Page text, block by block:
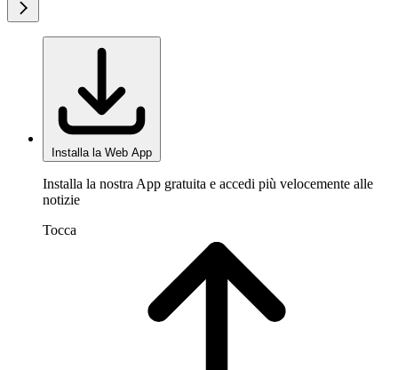
Installa la Web App
Installa la nostra App gratuita e accedi più velocemente alle
notizie
Tocca